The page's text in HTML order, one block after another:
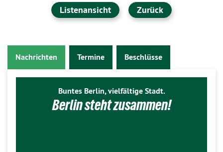
Listenansicht Zurück
Nachrichten Termine Beschlüsse
Buntes Berlin, vielfältige Stadt.
Berlin steht zusammen!